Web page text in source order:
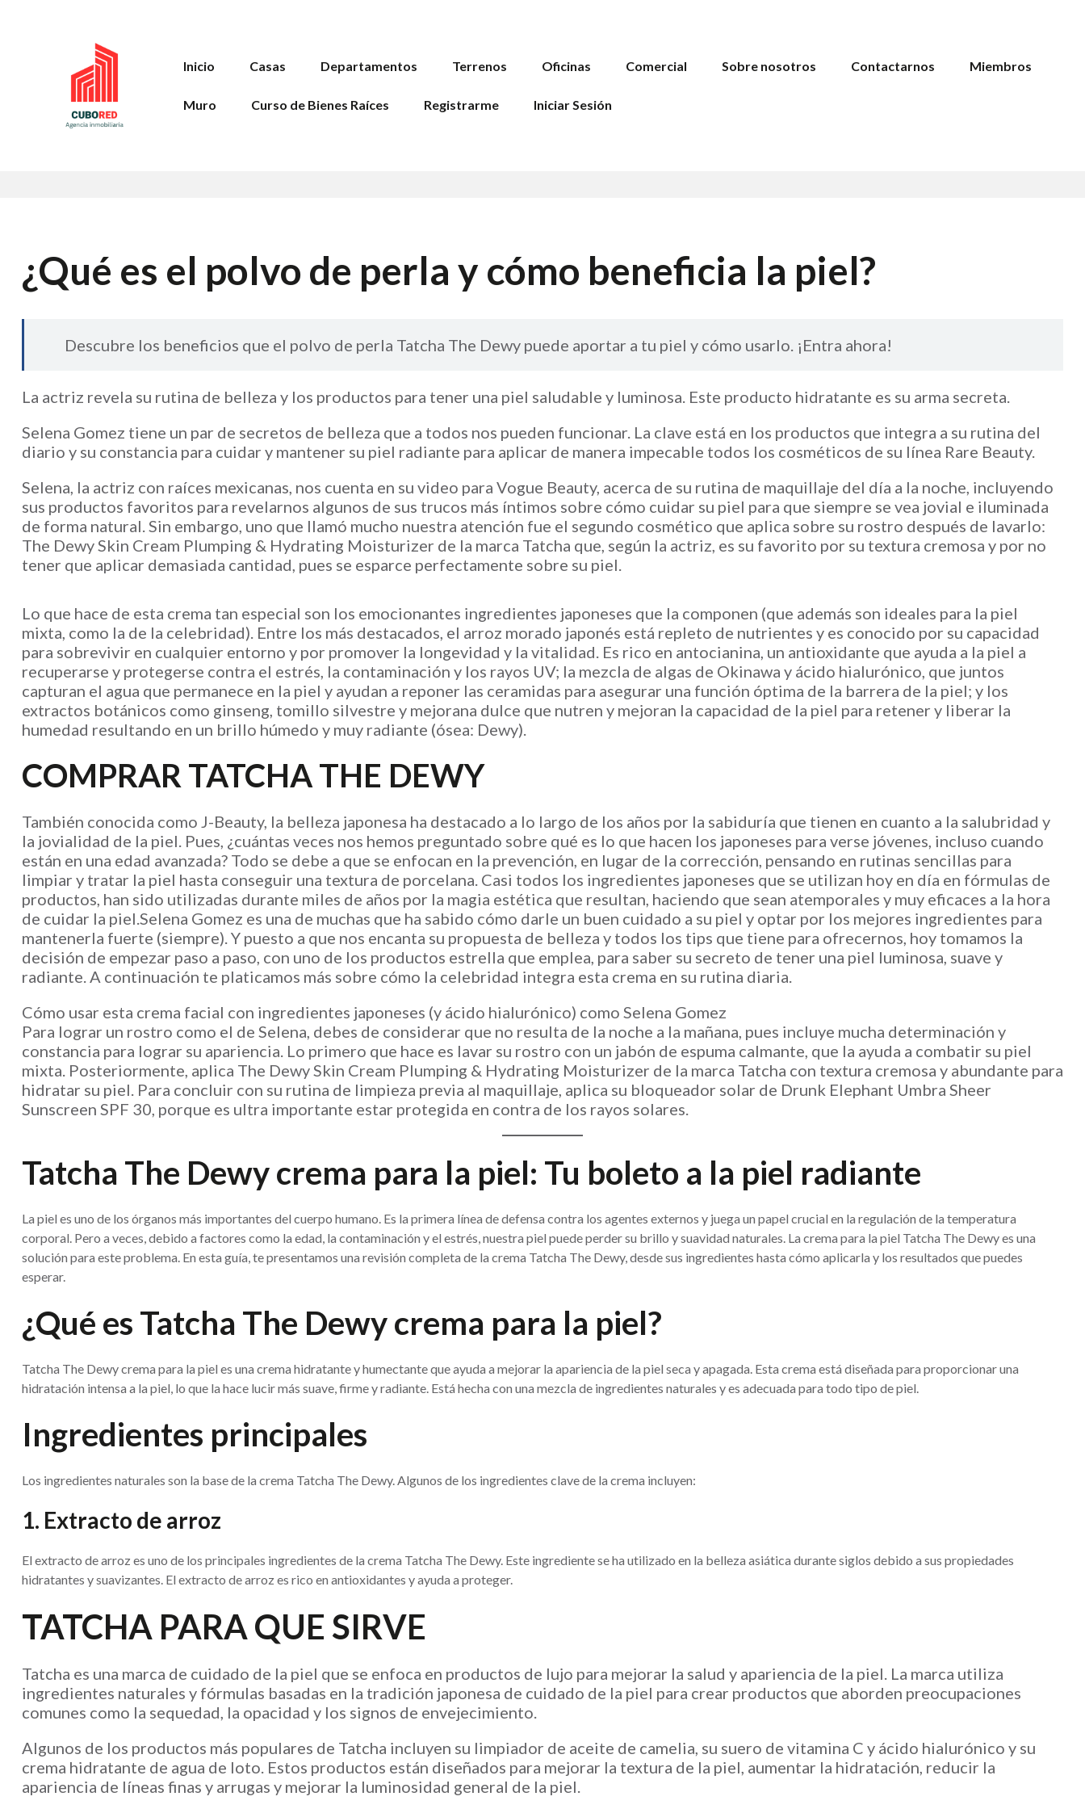
Inicio Casas Departamentos Terrenos Oficinas Comercial Sobre nosotros Contactarnos Miembros
Muro Curso de Bienes Raíces Registrarme Iniciar Sesión
¿Qué es el polvo de perla y cómo beneficia la piel?
Descubre los beneficios que el polvo de perla Tatcha The Dewy puede aportar a tu piel y cómo usarlo. ¡Entra ahora!
La actriz revela su rutina de belleza y los productos para tener una piel saludable y luminosa. Este producto hidratante es su arma secreta.
Selena Gomez tiene un par de secretos de belleza que a todos nos pueden funcionar. La clave está en los productos que integra a su rutina del
diario y su constancia para cuidar y mantener su piel radiante para aplicar de manera impecable todos los cosméticos de su línea Rare Beauty.
Selena, la actriz con raíces mexicanas, nos cuenta en su video para Vogue Beauty, acerca de su rutina de maquillaje del día a la noche, incluyendo
sus productos favoritos para revelarnos algunos de sus trucos más íntimos sobre cómo cuidar su piel para que siempre se vea jovial e iluminada
de forma natural. Sin embargo, uno que llamó mucho nuestra atención fue el segundo cosmético que aplica sobre su rostro después de lavarlo:
The Dewy Skin Cream Plumping & Hydrating Moisturizer de la marca Tatcha que, según la actriz, es su favorito por su textura cremosa y por no
tener que aplicar demasiada cantidad, pues se esparce perfectamente sobre su piel.
Lo que hace de esta crema tan especial son los emocionantes ingredientes japoneses que la componen (que además son ideales para la piel
mixta, como la de la celebridad). Entre los más destacados, el arroz morado japonés está repleto de nutrientes y es conocido por su capacidad
para sobrevivir en cualquier entorno y por promover la longevidad y la vitalidad. Es rico en antocianina, un antioxidante que ayuda a la piel a
recuperarse y protegerse contra el estrés, la contaminación y los rayos UV; la mezcla de algas de Okinawa y ácido hialurónico, que juntos
capturan el agua que permanece en la piel y ayudan a reponer las ceramidas para asegurar una función óptima de la barrera de la piel; y los
extractos botánicos como ginseng, tomillo silvestre y mejorana dulce que nutren y mejoran la capacidad de la piel para retener y liberar la
humedad resultando en un brillo húmedo y muy radiante (ósea: Dewy).
COMPRAR TATCHA THE DEWY
También conocida como J-Beauty, la belleza japonesa ha destacado a lo largo de los años por la sabiduría que tienen en cuanto a la salubridad y
la jovialidad de la piel. Pues, ¿cuántas veces nos hemos preguntado sobre qué es lo que hacen los japoneses para verse jóvenes, incluso cuando
están en una edad avanzada? Todo se debe a que se enfocan en la prevención, en lugar de la corrección, pensando en rutinas sencillas para
limpiar y tratar la piel hasta conseguir una textura de porcelana. Casi todos los ingredientes japoneses que se utilizan hoy en día en fórmulas de
productos, han sido utilizadas durante miles de años por la magia estética que resultan, haciendo que sean atemporales y muy eficaces a la hora
de cuidar la piel.Selena Gomez es una de muchas que ha sabido cómo darle un buen cuidado a su piel y optar por los mejores ingredientes para
mantenerla fuerte (siempre). Y puesto a que nos encanta su propuesta de belleza y todos los tips que tiene para ofrecernos, hoy tomamos la
decisión de empezar paso a paso, con uno de los productos estrella que emplea, para saber su secreto de tener una piel luminosa, suave y
radiante. A continuación te platicamos más sobre cómo la celebridad integra esta crema en su rutina diaria.
Cómo usar esta crema facial con ingredientes japoneses (y ácido hialurónico) como Selena Gomez
Para lograr un rostro como el de Selena, debes de considerar que no resulta de la noche a la mañana, pues incluye mucha determinación y
constancia para lograr su apariencia. Lo primero que hace es lavar su rostro con un jabón de espuma calmante, que la ayuda a combatir su piel
mixta. Posteriormente, aplica The Dewy Skin Cream Plumping & Hydrating Moisturizer de la marca Tatcha con textura cremosa y abundante para
hidratar su piel. Para concluir con su rutina de limpieza previa al maquillaje, aplica su bloqueador solar de Drunk Elephant Umbra Sheer
Sunscreen SPF 30, porque es ultra importante estar protegida en contra de los rayos solares.
Tatcha The Dewy crema para la piel: Tu boleto a la piel radiante
La piel es uno de los órganos más importantes del cuerpo humano. Es la primera línea de defensa contra los agentes externos y juega un papel crucial en la regulación de la temperatura
corporal. Pero a veces, debido a factores como la edad, la contaminación y el estrés, nuestra piel puede perder su brillo y suavidad naturales. La crema para la piel Tatcha The Dewy es una
solución para este problema. En esta guía, te presentamos una revisión completa de la crema Tatcha The Dewy, desde sus ingredientes hasta cómo aplicarla y los resultados que puedes
esperar.
¿Qué es Tatcha The Dewy crema para la piel?
Tatcha The Dewy crema para la piel es una crema hidratante y humectante que ayuda a mejorar la apariencia de la piel seca y apagada. Esta crema está diseñada para proporcionar una
hidratación intensa a la piel, lo que la hace lucir más suave, firme y radiante. Está hecha con una mezcla de ingredientes naturales y es adecuada para todo tipo de piel.
Ingredientes principales
Los ingredientes naturales son la base de la crema Tatcha The Dewy. Algunos de los ingredientes clave de la crema incluyen:
1. Extracto de arroz
El extracto de arroz es uno de los principales ingredientes de la crema Tatcha The Dewy. Este ingrediente se ha utilizado en la belleza asiática durante siglos debido a sus propiedades
hidratantes y suavizantes. El extracto de arroz es rico en antioxidantes y ayuda a proteger.
TATCHA PARA QUE SIRVE
Tatcha es una marca de cuidado de la piel que se enfoca en productos de lujo para mejorar la salud y apariencia de la piel. La marca utiliza
ingredientes naturales y fórmulas basadas en la tradición japonesa de cuidado de la piel para crear productos que aborden preocupaciones
comunes como la sequedad, la opacidad y los signos de envejecimiento.
Algunos de los productos más populares de Tatcha incluyen su limpiador de aceite de camelia, su suero de vitamina C y ácido hialurónico y su
crema hidratante de agua de loto. Estos productos están diseñados para mejorar la textura de la piel, aumentar la hidratación, reducir la
apariencia de líneas finas y arrugas y mejorar la luminosidad general de la piel.